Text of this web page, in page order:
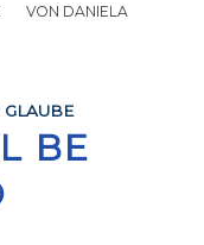
VON DANIELA
GLAUBE
BE